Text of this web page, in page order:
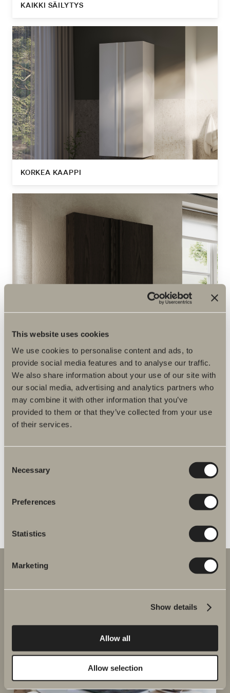
This website uses cookies
We use cookies to personalise content and ads, to
provide social media features and to analyse our traffic.
We also share information about your use of our site with
our social media, advertising and analytics partners who
may combine it with other information that you’ve
provided to them or that they’ve collected from your use
of their services.
Selection
Necessary
Preferences
Statistics
Marketing
Show details
Allow all
Allow selection
KAIKKI SÄILYTYS
KORKEA KAAPPI
SEINÄKAAPPI
LISÄVALINTA SÄILYTYKSEEN